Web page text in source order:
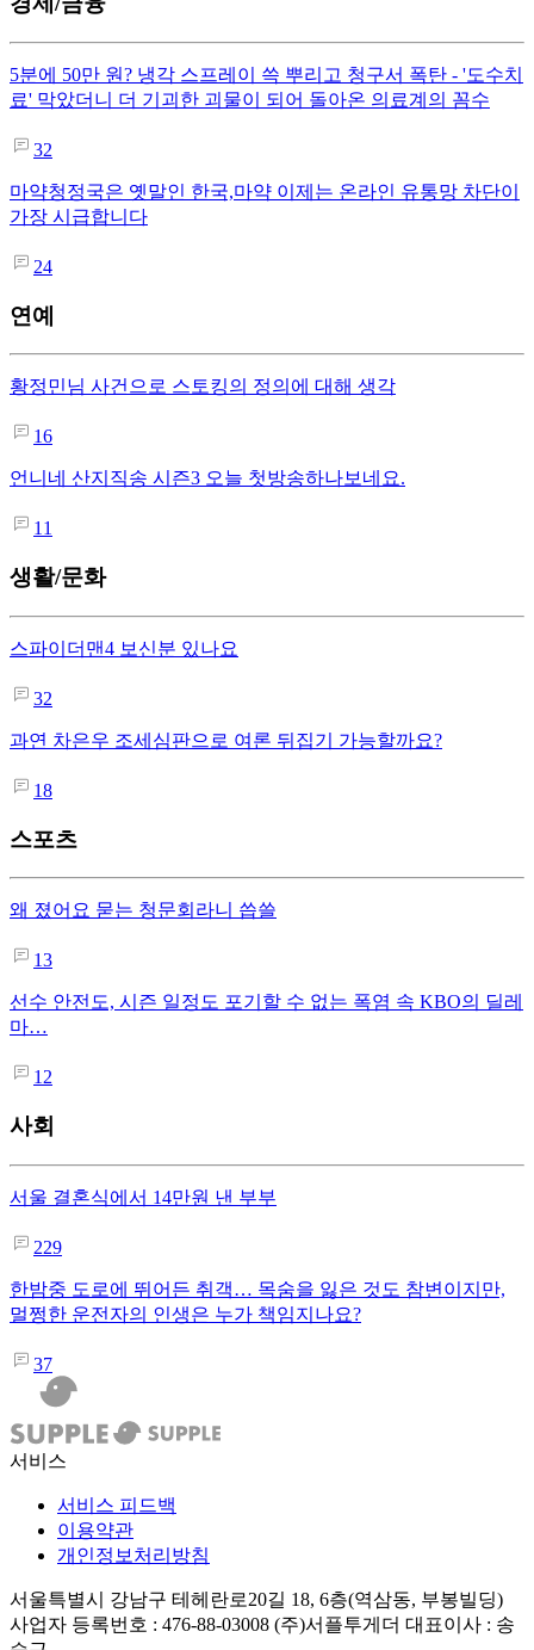
5분에 50만 원? 냉각 스프레이 쓱 뿌리고 청구서 폭탄 - '도수치
료' 막았더니 더 기괴한 괴물이 되어 돌아온 의료계의 꼼수
32
마약청정국은 옛말인 한국,마약 이제는 온라인 유통망 차단이
가장 시급합니다
24
연예
황정민님 사건으로 스토킹의 정의에 대해 생각
16
언니네 산지직송 시즌3 오늘 첫방송하나보네요.
11
생활/문화
스파이더맨4 보신분 있나요
32
과연 차은우 조세심판으로 여론 뒤집기 가능할까요?
18
스포츠
왜 졌어요 묻는 청문회라니 씁쓸
13
선수 안전도, 시즌 일정도 포기할 수 없는 폭염 속 KBO의 딜레
마…
12
사회
서울 결혼식에서 14만원 낸 부부
229
한밤중 도로에 뛰어든 취객… 목숨을 잃은 것도 참변이지만,
멀쩡한 운전자의 인생은 누가 책임지나요?
37
서비스
서비스 피드백
이용약관
개인정보처리방침
서울특별시 강남구 테헤란로20길 18, 6층(역삼동, 부봉빌딩)
사업자 등록번호 : 476-88-03008 (주)서플투게더 대표이사 : 송